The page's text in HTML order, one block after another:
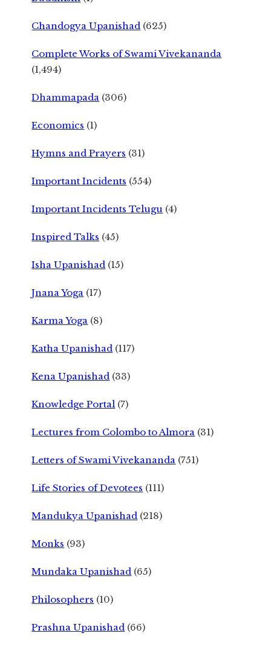
Chandogya Upanishad (625)
Complete Works of Swami Vivekananda
(1,494)
Dhammapada (306)
Economics (1)
Hymns and Prayers (31)
Important Incidents (554)
Important Incidents Telugu (4)
Inspired Talks (45)
Isha Upanishad (15)
Jnana Yoga (17)
Karma Yoga (8)
Katha Upanishad (117)
Kena Upanishad (33)
Knowledge Portal (7)
Lectures from Colombo to Almora (31)
Letters of Swami Vivekananda (751)
Life Stories of Devotees (111)
Mandukya Upanishad (218)
Monks (93)
Mundaka Upanishad (65)
Philosophers (10)
Prashna Upanishad (66)